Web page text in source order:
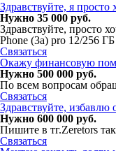
Здравствуйте, я просто
Нужно 35 000 руб.
Здравствуйте, просто
Phone (3a) pro 12/256 ГБ
Связаться
Окажу финансовую
Нужно 500 000 руб.
По всем вопросам
Связаться
Здравствуйте,
Нужно 600 000 руб.
Пишите в тг.Zeretors
Связаться